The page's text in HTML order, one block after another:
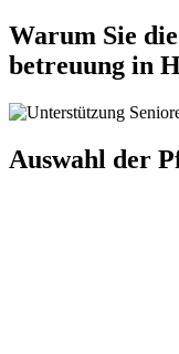
Warum Sie
betreuung in
Auswahl der